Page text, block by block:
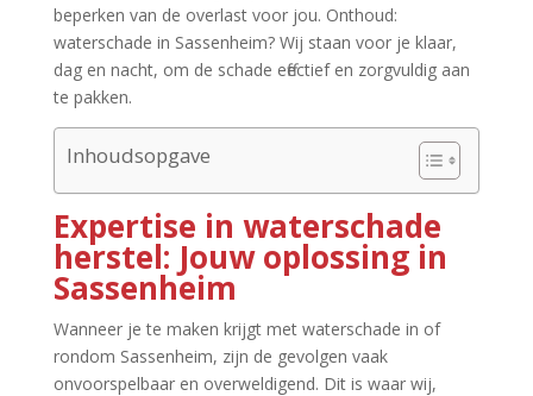
beperken van de overlast voor jou.​ Onthoud:
waterschade in Sassenheim? Wij staan voor je klaar,
dag en nacht, om de schade effectief en zorgvuldig aan
te pakken.​
Inhoudsopgave
Expertise in waterschade
herstel: Jouw oplossing in
Sassenheim
Wanneer je te maken krijgt met waterschade in of
rondom Sassenheim, zijn de gevolgen vaak
onvoorspelbaar en overweldigend.​ Dit is waar wij,